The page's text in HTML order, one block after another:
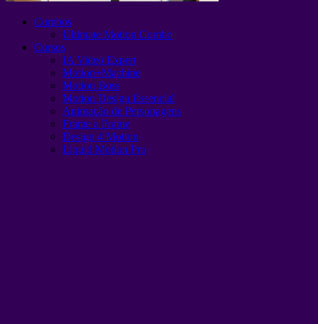
Combos
Ultimate Motion Combo
Cursos
IA Video Expert
Motion+Machine
Motion Boss
Motion Design Essencial
Animação de Personagens
Frame a Frame
Design 4 Motion
Liquid Motion Pro